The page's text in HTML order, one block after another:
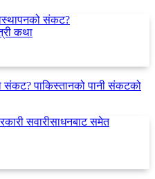
संकट? पाकिस्तानको पानी संकटको